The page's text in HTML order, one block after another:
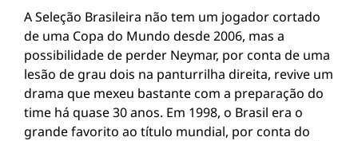
A Seleção Brasileira não tem um jogador cortado
de uma Copa do Mundo desde 2006, mas a
possibilidade de perder Neymar, por conta de uma
lesão de grau dois na panturrilha direita, revive um
drama que mexeu bastante com a preparação do
time há quase 30 anos. Em 1998, o Brasil era o
grande favorito ao título mundial, por conta do